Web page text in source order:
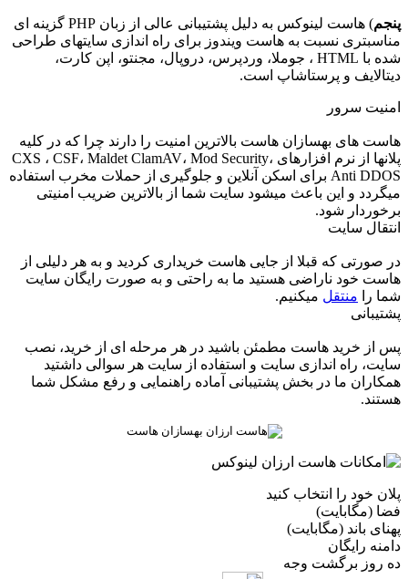
پنجم
) هاست لینوکس به دلیل پشتیبانی عالی از زبان PHP گزینه ای
مناسبتری نسبت به هاست ویندوز برای راه اندازی سایتهای طراحی
شده با HTML ، جوملا، وردپرس، دروپال، مجنتو، اپن کارت،
دیتالایف و پرستاشاپ است.
امنیت سرور
هاست های بهسازان هاست بالاترین امنیت را دارند چرا که در کلیه
پلانها از نرم افزارهای CXS ، CSF، Maldet ClamAV، Mod Security،
Anti DDOS برای اسکن آنلاین و جلوگیری از حملات مخرب استفاده
میگردد و این باعث میشود سایت شما از بالاترین ضریب امنیتی
برخوردار شود.
انتقال سایت
در صورتی که قبلا از جایی هاست خریداری کردید و به هر دلیلی از
هاست خود ناراضی هستید ما به راحتی و به صورت رایگان سایت
شما را منتقل میکنیم.
پشتیبانی
پس از خرید هاست مطمئن باشید در هر مرحله ای از خرید، نصب
سایت، راه اندازی سایت و استفاده از سایت هر سوالی داشتید
همکاران ما در بخش پشتیبانی آماده راهنمایی و رفع مشکل شما
هستند.
پلان خود را انتخاب کنید
فضا (مگابایت)
پهنای باند (مگابایت)
دامنه رایگان
ده روز برگشت وجه